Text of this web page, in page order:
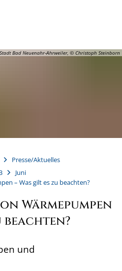
Stadt Bad Neuenahr-Ahrweiler, © Christoph Steinborn
Presse/Aktuelles
Juni
– Was gilt es zu beachten?
Wärmepumpen
beachten?
und